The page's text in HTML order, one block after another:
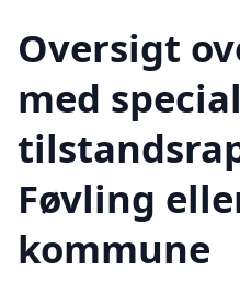
Oversigt
med
Føvling
kommune